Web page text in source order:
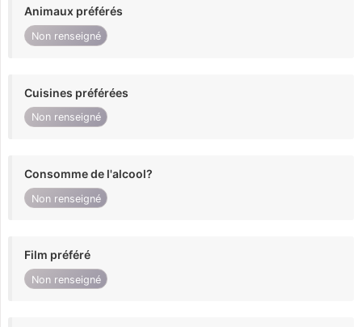
Animaux préférés
Non renseigné
Cuisines préférées
Non renseigné
Consomme de l'alcool?
Non renseigné
Film préféré
Non renseigné